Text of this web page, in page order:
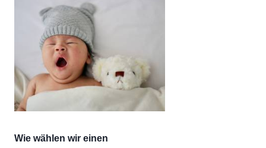
Wie wählen wir einen